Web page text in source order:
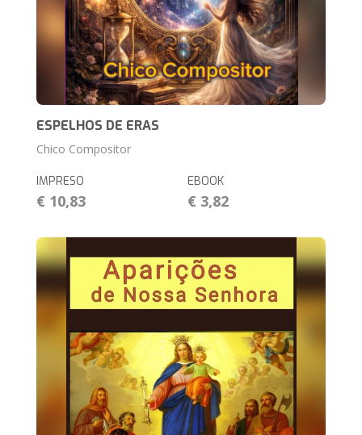
ESPELHOS DE ERAS
Chico Compositor
IMPRESO
€ 10,83
EBOOK
€ 3,82